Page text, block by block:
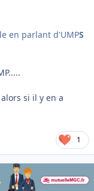
en parlant d'UMPS
si il y en a
1